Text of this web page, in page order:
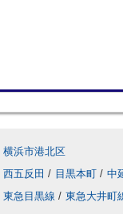
横浜市港北区
西五反田 / 目黒本町 / 中
東急目黒線 / 東急大井町